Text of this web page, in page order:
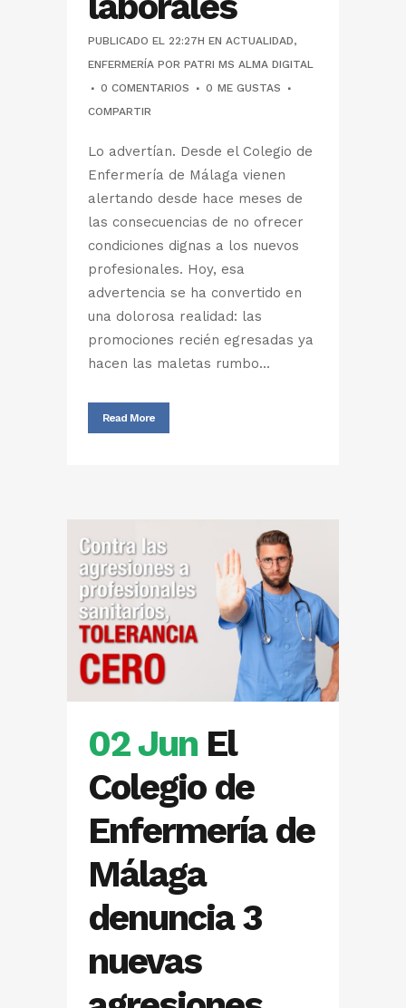
PUBLICADO EL 22:27H EN ACTUALIDAD,
ENFERMERÍA POR PATRI MS ALMA DIGITAL
0 COMENTARIOS
0 ME GUSTAS
COMPARTIR
Lo advertían. Desde el Colegio de
Enfermería de Málaga vienen
alertando desde hace meses de
las consecuencias de no ofrecer
condiciones dignas a los nuevos
profesionales. Hoy, esa
advertencia se ha convertido en
una dolorosa realidad: las
promociones recién egresadas ya
hacen las maletas rumbo...
Read More
02 Jun El
Colegio de
Enfermería de
Málaga
denuncia 3
nuevas